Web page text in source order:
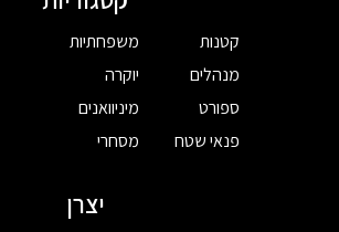
קטנות
מנהלים
ספורט
פנאי שטח
משפחתיות
יוקרה
מיניוואנים
מסחרי
יצרן